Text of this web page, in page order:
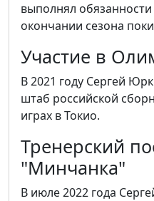
выполнял
окончании сезона
Участие в
В 2021 году Сергей
штаб российской
играх в Токио.
Тренерский
"Минчанка"
В июле 2022 года